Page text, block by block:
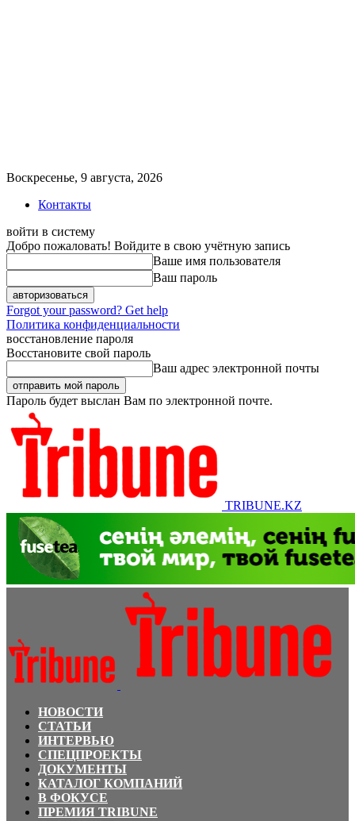
Воскресенье, 9 августа, 2026
Контакты
войти в систему
Добро пожаловать! Войдите в свою учётную запись
Ваше имя пользователя
Ваш пароль
Forgot your password? Get help
Политика конфиденциальности
восстановление пароля
Восстановите свой пароль
Ваш адрес электронной почты
Пароль будет выслан Вам по электронной почте.
TRIBUNE.KZ
НОВОСТИ
СТАТЬИ
ИНТЕРВЬЮ
СПЕЦПРОЕКТЫ
ДОКУМЕНТЫ
КАТАЛОГ КОМПАНИЙ
В ФОКУСЕ
ПРЕМИЯ TRIBUNE